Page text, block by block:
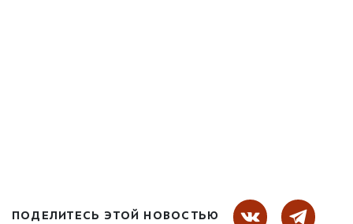
ПОДЕЛИТЕСЬ ЭТОЙ НОВОСТЬЮ